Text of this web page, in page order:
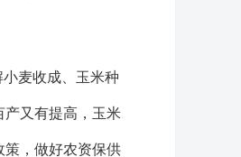
麦收成、玉米种
又有提高，玉米
策，做好农资保供